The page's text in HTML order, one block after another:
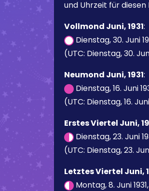
und Uhrzeit für
Vollmond Juni, 1931:
Dienstag, 30. Juni
(UTC: Dienstag, 30.
Neumond Juni, 1931:
Dienstag, 16. Juni
(UTC: Dienstag, 16.
Erstes Viertel Juni,
Dienstag, 23. Juni
(UTC: Dienstag, 23.
Letztes Viertel Juni,
Montag, 8. Juni